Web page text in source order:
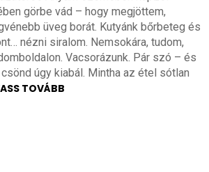
görbe vád – hogy megjöttem,
üveg borát. Kutyánk bőrbeteg és
nézni siralom. Nemsokára, tudom,
Vacsorázunk. Pár szó – és
úgy kiabál. Mintha az étel sótlan
TOVÁBB